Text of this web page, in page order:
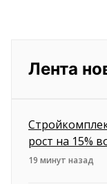
Лента
рост на 15%
19 минут назад